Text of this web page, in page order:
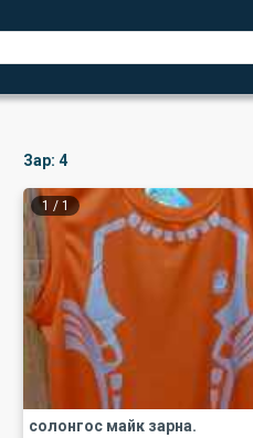
Зар: 4
1 / 1
солонгос майк зарна.